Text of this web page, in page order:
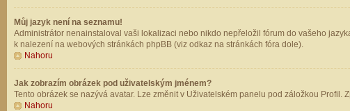
Můj jazyk není na seznamu!
Administrátor nenainstaloval vaši lokalizaci nebo nikdo nepřeložil fórum do vašeho
k nalezení na webových stránkách phpBB (viz odkaz na stránkách fóra dole).
Nahoru
Jak zobrazím obrázek pod uživatelským jménem?
Tento obrázek se nazývá avatar. Lze změnit v Uživatelském panelu pod záložkou
Nahoru